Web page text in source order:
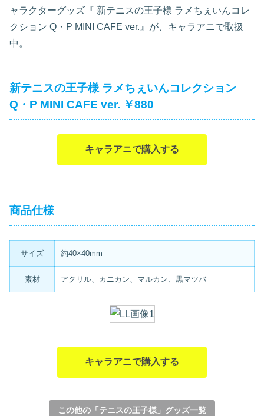
ャラクターグッズ『 新テニスの王子様 ラメちぇいんコレ
クション Q・P MINI CAFE ver.』が、キャラアニで取扱
中。
新テニスの王子様 ラメちぇいんコレクション
Q・P MINI CAFE ver. ￥880
キャラアニで購入する
商品仕様
サイズ 約40×40mm
素材 アクリル、カニカン、マルカン、黒マツバ
キャラアニで購入する
この他の「テニスの王子様」グッズ一覧